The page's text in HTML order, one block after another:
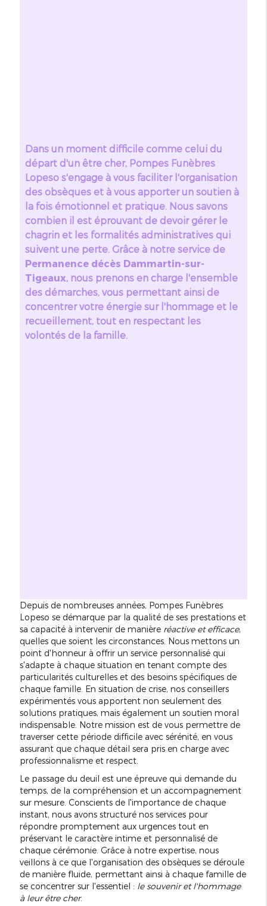
Dans un moment difficile comme celui du
départ d'un être cher, Pompes Funèbres
Lopeso s'engage à vous faciliter l'organisation
des obsèques et à vous apporter un soutien à
la fois émotionnel et pratique. Nous savons
combien il est éprouvant de devoir gérer le
chagrin et les formalités administratives qui
suivent une perte. Grâce à notre service de
Permanence décès Dammartin-sur-
Tigeaux, nous prenons en charge l'ensemble
des démarches, vous permettant ainsi de
concentrer votre énergie sur l'hommage et le
recueillement, tout en respectant les
volontés de la famille.
Depuis de nombreuses années, Pompes Funèbres
Lopeso se démarque par la qualité de ses prestations et
sa capacité à intervenir de manière réactive et efficace,
quelles que soient les circonstances. Nous mettons un
point d'honneur à offrir un service personnalisé qui
s'adapte à chaque situation en tenant compte des
particularités culturelles et des besoins spécifiques de
chaque famille. En situation de crise, nos conseillers
expérimentés vous apportent non seulement des
solutions pratiques, mais également un soutien moral
indispensable. Notre mission est de vous permettre de
traverser cette période difficile avec sérénité, en vous
assurant que chaque détail sera pris en charge avec
professionnalisme et respect.
Le passage du deuil est une épreuve qui demande du
temps, de la compréhension et un accompagnement
sur mesure. Conscients de l'importance de chaque
instant, nous avons structuré nos services pour
répondre promptement aux urgences tout en
préservant le caractère intime et personnalisé de
chaque cérémonie. Grâce à notre expertise, nous
veillons à ce que l'organisation des obsèques se déroule
de manière fluide, permettant ainsi à chaque famille de
se concentrer sur l'essentiel : le souvenir et l'hommage
à leur être cher.